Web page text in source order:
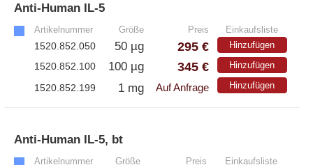
– Antikörper
– ELISA-Kits
– EliSpot-Kits
Antikörper
– Alle Antikörper
Anti-Human IL-5
Artikelnummer Größe Preis Einkaufsliste
1520.852.050 50 µg 295 € Hinzufügen
1520.852.100 100 µg 345 € Hinzufügen
1520.852.199 1 mg Auf Anfrage Hinzufügen
Anti-Human IL-5, bt
Artikelnummer Größe Preis Einkaufsliste